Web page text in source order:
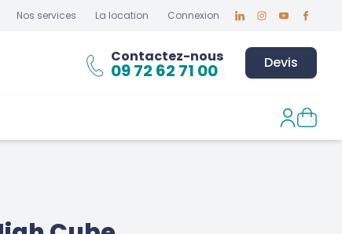
Nos services La location Connexion LinkedinInstagram
Youtube
Contactez-nous
09 72 62 71 00 Devis